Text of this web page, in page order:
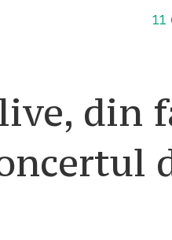
11
din